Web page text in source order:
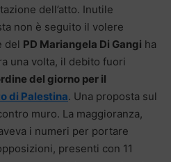
dell’atto. Inutile
non è seguito il volere
del PD Mariangela Di Gangi ha
una volta, il debito fuori
del giorno per il
di Palestina. Una proposta sul
muro. La maggioranza,
i numeri per portare
presenti con 11